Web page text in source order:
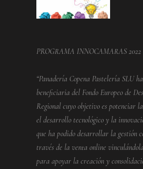
PROGRAMA INNOCAMARAS 2022
“Panadería Copena Pastelería SLU
beneficiaria del Fondo Europeo de
Regional cuyo objetivo es potenciar
el desarrollo tecnológico y la
que ha podido desarrollar la gestión
través de la venta online
para apoyar la creación y